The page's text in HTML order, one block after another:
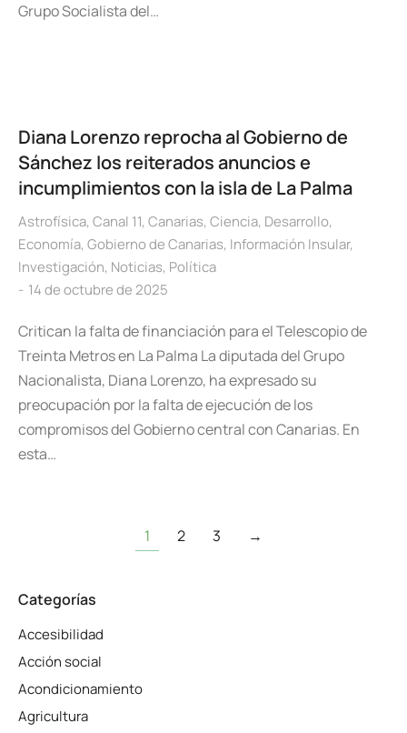
Grupo Socialista del…
Diana Lorenzo reprocha al Gobierno de
Sánchez los reiterados anuncios e
incumplimientos con la isla de La Palma
Astrofísica, Canal 11, Canarias, Ciencia, Desarrollo,
Economía, Gobierno de Canarias, Información Insular,
Investigación, Noticias, Política
14 de octubre de 2025
Critican la falta de financiación para el Telescopio de
Treinta Metros en La Palma La diputada del Grupo
Nacionalista, Diana Lorenzo, ha expresado su
preocupación por la falta de ejecución de los
compromisos del Gobierno central con Canarias. En
esta…
1 2 3 →
Categorías
Accesibilidad
Acción social
Acondicionamiento
Agricultura